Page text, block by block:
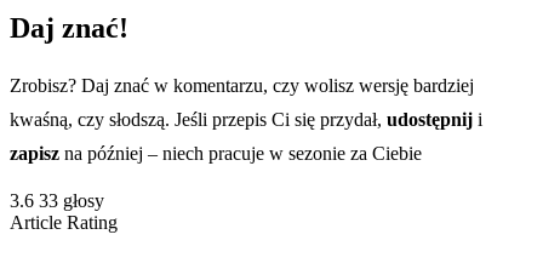
Daj znać!
Zrobisz? Daj znać w komentarzu, czy wolisz wersję bardziej
kwaśną, czy słodszą. Jeśli przepis Ci się przydał, udostępnij i
zapisz na później – niech pracuje w sezonie za Ciebie
3.6 33 głosy
Article Rating